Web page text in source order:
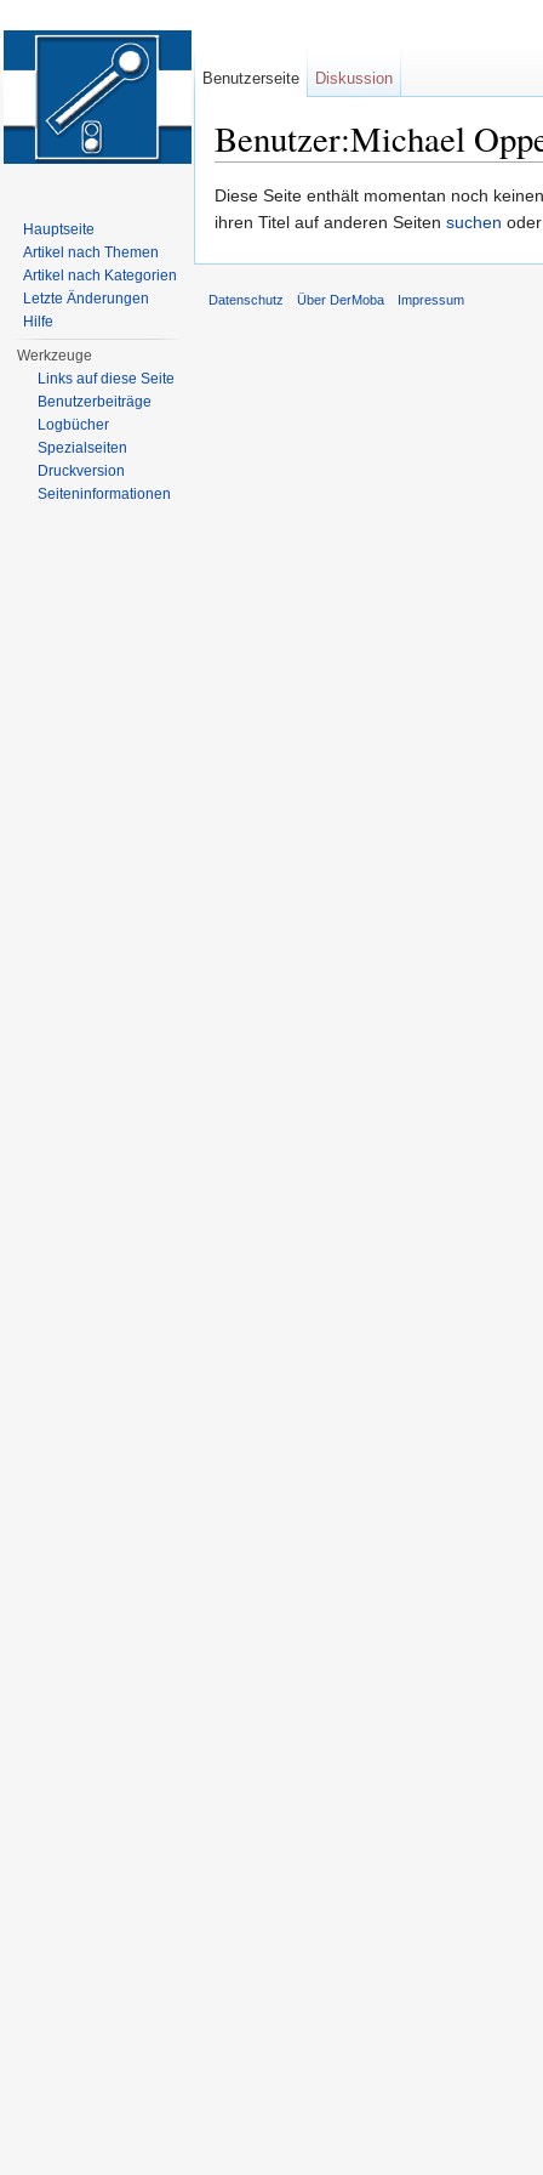
Benutzer:Michael
Diese Seite enthält momentan noch
ihren Titel auf anderen Seiten suchen
Benutzerseite Diskussion
Hauptseite
Artikel nach Themen
Artikel nach Kategorien
Letzte Änderungen
Hilfe
Werkzeuge
Links auf diese Seite
Benutzerbeiträge
Logbücher
Spezialseiten
Druckversion
Seiten­informationen
Datenschutz Über DerMoba Impressum